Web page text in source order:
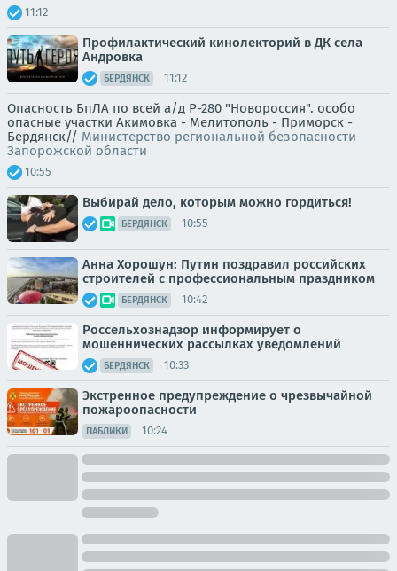
11:12
Профилактический кинолекторий в ДК села
Андровка
БЕРДЯНСК 11:12
Опасность БпЛА по всей а/д Р-280 "Новороссия". особо
опасные участки Акимовка - Мелитополь - Приморск -
Бердянск// Министерство региональной безопасности
Запорожской области
10:55
Выбирай дело, которым можно гордиться!
БЕРДЯНСК 10:55
Анна Хорошун: Путин поздравил российских
строителей с профессиональным праздником
БЕРДЯНСК 10:42
Россельхознадзор информирует о
мошеннических рассылках уведомлений
БЕРДЯНСК 10:33
Экстренное предупреждение о чрезвычайной
пожароопасности
ПАБЛИКИ 10:24